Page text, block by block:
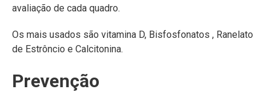
avaliação de cada quadro.
Os mais usados são vitamina D, Bisfosfonatos , Ranelato
de Estrôncio e Calcitonina.
Prevenção